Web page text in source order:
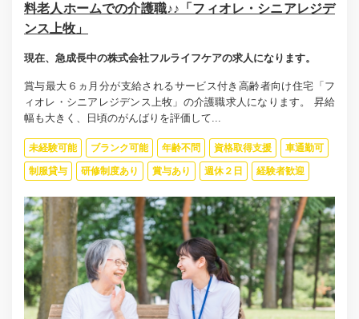
料老人ホームでの介護職♪♪「フィオレ・シニアレジデ
ンス上牧」
現在、急成長中の株式会社フルライフケアの求人になります。
賞与最大６ヵ月分が支給されるサービス付き高齢者向け住宅「フ
ィオレ・シニアレジデンス上牧」の介護職求人になります。 昇給
幅も大きく、日頃のがんばりを評価して...
未経験可能 ブランク可能 年齢不問 資格取得支援 車通勤可
制服貸与 研修制度あり 賞与あり 週休２日 経験者歓迎